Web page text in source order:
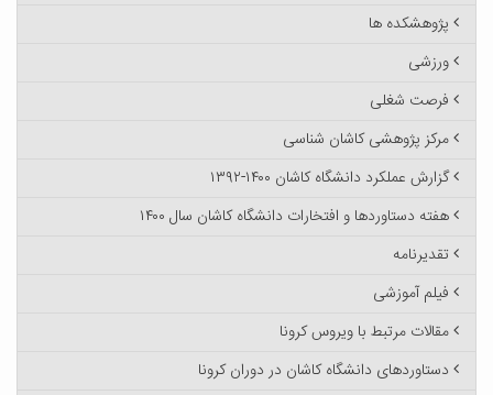
پژوهشکده ها
ورزشی
فرصت شغلی
مرکز پژوهشی کاشان شناسی
گزارش عملکرد دانشگاه کاشان ۱۴۰۰-۱۳۹۲
هفته دستاوردها و افتخارات دانشگاه کاشان سال ۱۴۰۰
تقدیرنامه
فیلم آموزشی
مقالات مرتبط با ویروس کرونا
دستاوردهای دانشگاه کاشان در دوران کرونا